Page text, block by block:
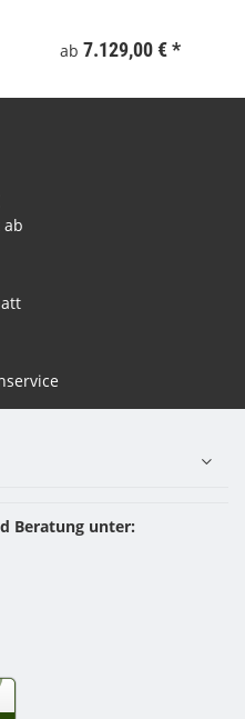
ab 7.129,00 €*
ab
Beratung unter: